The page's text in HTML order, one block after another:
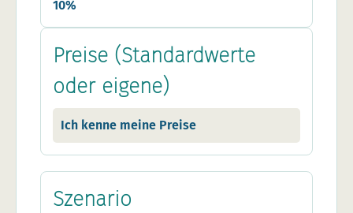
10%
Preise (Standardwerte
oder eigene)
Ich kenne meine Preise
Szenario